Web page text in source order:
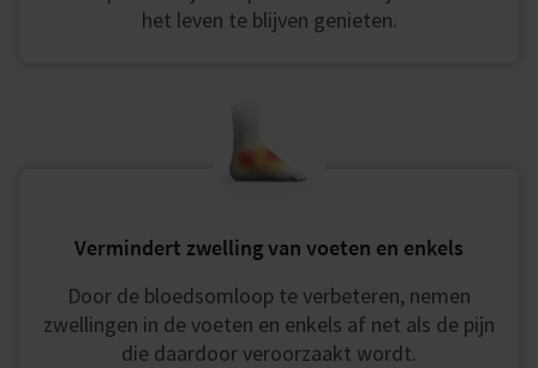
het leven te blijven genieten.
Vermindert zwelling van voeten en enkels
Door de bloedsomloop te verbeteren, nemen
zwellingen in de voeten en enkels af net als de pijn
die daardoor veroorzaakt wordt.